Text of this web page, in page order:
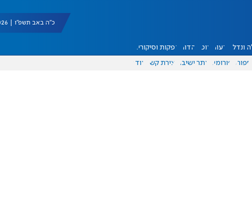
כ"ה באב תשפ"ו | 08/08/2026
ונדל"ן דעות אוכל יהדות הפקות וסיקורים
ספורט פורומים אתר ישיבה יצירת קשר עוד